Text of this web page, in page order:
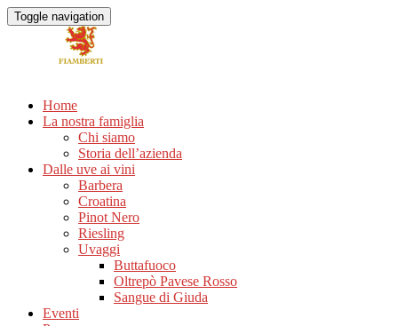
Toggle navigation
Home
La nostra famiglia
Chi siamo
Storia dell’azienda
Dalle uve ai vini
Barbera
Croatina
Pinot Nero
Riesling
Uvaggi
Buttafuoco
Oltrepò Pavese Rosso
Sangue di Giuda
Eventi